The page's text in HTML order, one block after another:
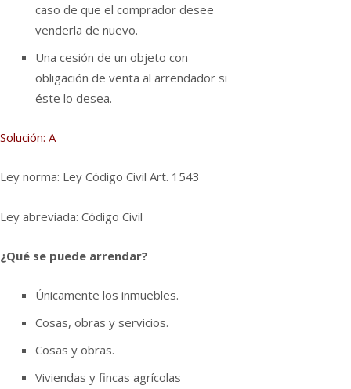
caso de que el comprador desee
venderla de nuevo.
Una cesión de un objeto con
obligación de venta al arrendador si
éste lo desea.
Solución: A
Ley norma: Ley Código Civil Art. 1543
Ley abreviada: Código Civil
¿Qué se puede arrendar?
Únicamente los inmuebles.
Cosas, obras y servicios.
Cosas y obras.
Viviendas y fincas agrí­colas